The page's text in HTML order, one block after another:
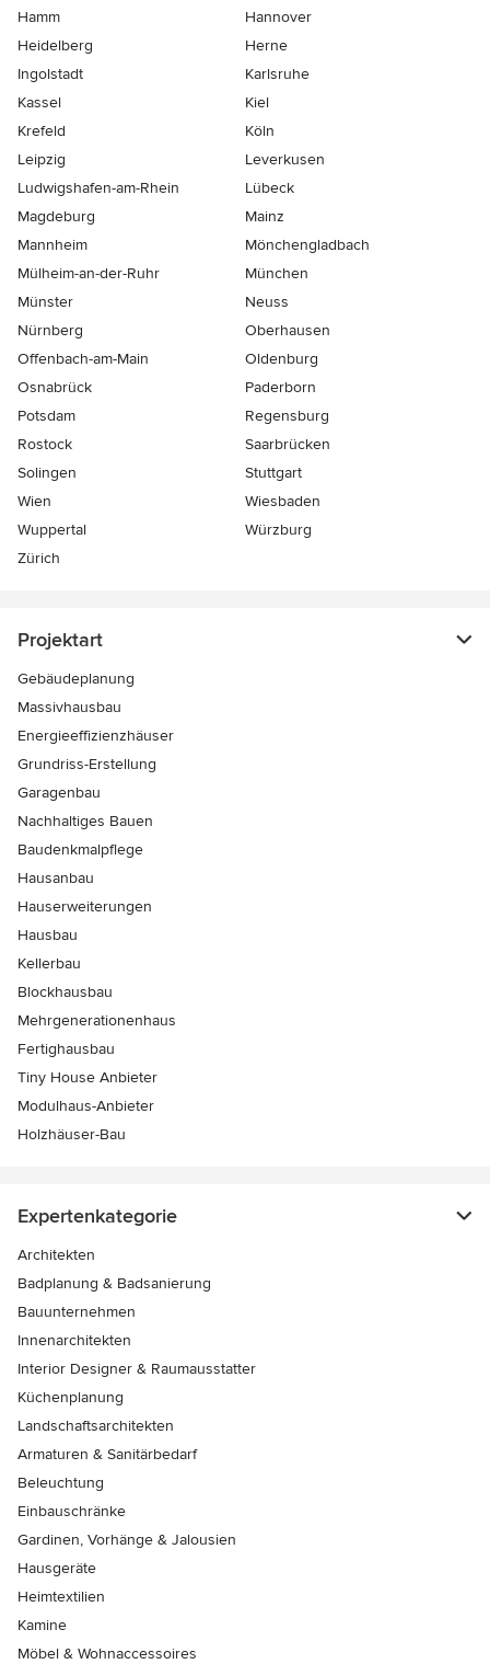
Hamm
Hannover
Heidelberg
Herne
Ingolstadt
Karlsruhe
Kassel
Kiel
Krefeld
Köln
Leipzig
Leverkusen
Ludwigshafen-am-Rhein
Lübeck
Magdeburg
Mainz
Mannheim
Mönchen­gladbach
Mülheim-an-der-Ruhr
München
Münster
Neuss
Nürnberg
Oberhausen
Offenbach-am-Main
Oldenburg
Osnabrück
Paderborn
Potsdam
Regensburg
Rostock
Saarbrücken
Solingen
Stuttgart
Wien
Wiesbaden
Wuppertal
Würzburg
Zürich
Projektart
Gebäudeplanung
Massivhausbau
Energieeffizienzhäuser
Grundriss-Erstellung
Garagenbau
Nachhaltiges Bauen
Baudenkmalpflege
Hausanbau
Hauserweiterungen
Hausbau
Kellerbau
Blockhausbau
Mehrgenerationenhaus
Fertighausbau
Tiny House Anbieter
Modulhaus-Anbieter
Holzhäuser-Bau
Expertenkategorie
Architekten
Badplanung & Badsanierung
Bauunternehmen
Innenarchitekten
Interior Designer & Raumausstatter
Küchenplanung
Landschaftsarchitekten
Armaturen & Sanitärbedarf
Beleuchtung
Einbauschränke
Gardinen, Vorhänge & Jalousien
Hausgeräte
Heimtextilien
Kamine
Möbel & Wohnaccessoires